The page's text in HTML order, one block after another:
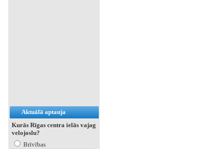
Aktuālā aptauja
Kurās Rīgas centra ielās vajag
velojoslu?
Brīvības